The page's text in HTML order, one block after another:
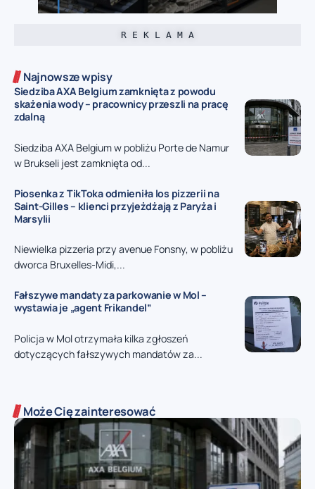
R E K L A M A
Najnowsze wpisy
Siedziba AXA Belgium zamknięta z powodu
skażenia wody – pracownicy przeszli na pracę
zdalną
Siedziba AXA Belgium w pobliżu Porte de Namur
w Brukseli jest zamknięta od...
Piosenka z TikToka odmieniła los pizzerii na
Saint-Gilles – klienci przyjeżdżają z Paryża i
Marsylii
Niewielka pizzeria przy avenue Fonsny, w pobliżu
dworca Bruxelles-Midi,...
Fałszywe mandaty za parkowanie w Mol –
wystawia je „agent Frikandel”
Policja w Mol otrzymała kilka zgłoszeń
dotyczących fałszywych mandatów za...
Może Cię zainteresować